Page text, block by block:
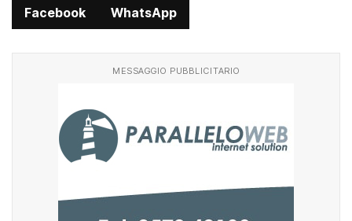
Facebook WhatsApp
MESSAGGIO PUBBLICITARIO